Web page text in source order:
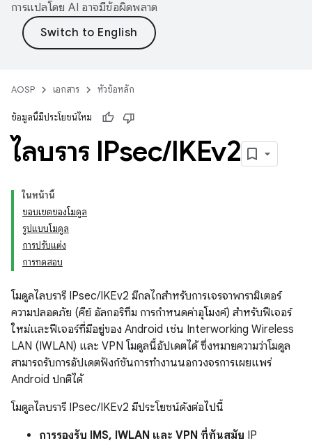
การแปลโดย AI อาจมีข้อผิดพลาด
AOSP เอกสาร หัวข้อหลัก
ข้อมูลนี้มีประโยชน์ไหม
ไลบรารี IPsec/IKEv2
ในหน้านี้
ขอบเขตของโมดูล
รูปแบบโมดูล
การปรับแต่ง
การทดสอบ
โมดูลไลบรารี IPsec/IKEv2 มีกลไกสำหรับการเจรจาพารามิเตอร์
ความปลอดภัย (คีย์ อัลกอริทึม การกำหนดค่าอุโมงค์) สำหรับฟีเจอร์
ใหม่และฟีเจอร์ที่มีอยู่ของ Android เช่น Interworking Wireless
LAN (IWLAN) และ VPN โมดูลนี้อัปเดตได้ ซึ่งหมายความว่าโมดูล
สามารถรับการอัปเดตฟังก์ชันการทำงานนอกวงจรการเผยแพร่
Android ปกติได้
โมดูลไลบรารี IPsec/IKEv2 มีประโยชน์ดังต่อไปนี้
การรองรับ IMS, IWLAN และ VPN ที่ทันสมัย IP